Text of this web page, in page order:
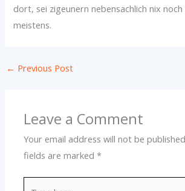
dort, sei zigeunern nebensachlich nix
meistens.
← Previous Post
Leave a Comment
Your email address will not be
fields are marked*